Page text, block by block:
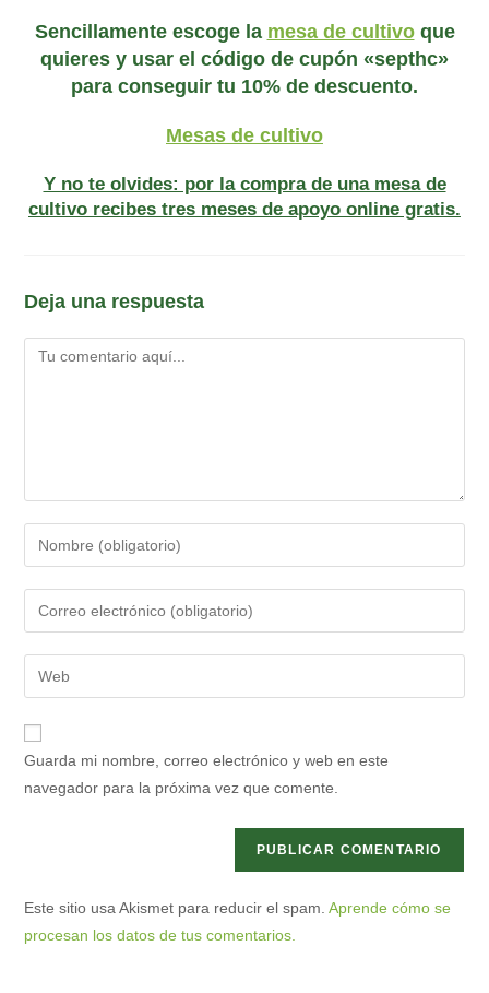
Sencillamente escoge la mesa de cultivoque
quieres y usar el código de cupón «septhc»
para conseguir tu 10% de descuento.
Mesas de cultivo
Y no te olvides: por la compra de una mesa de
cultivo recibes tres meses de apoyo online gratis.
Deja una respuesta
Comentario
tu
nombre
de
usuario
para
comentar
tu
dirección
de
electrónico
para
comentar
la
URL
Guarda mi nombre, correo electrónico y web en este
navegador para la próxima vez que comente.
Este sitio usa Akismet para reducir el spam.Aprende cómo se
procesan los datos de tus comentarios.